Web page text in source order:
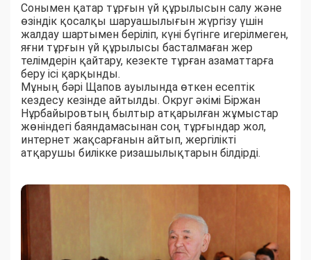
Сонымен қатар тұрғын үй құрылысын салу және
өзіндік қосалқы шаруашылығын жүргізу үшін
жалдау шартымен беріліп, күні бүгінге игерілмеген,
яғни тұрғын үй құрылысы басталмаған жер
телімдерін қайтару, кезекте тұрған азаматтарға
беру ісі қарқынды.
Мұның бәрі Щапов ауылында өткен есептік
кездесу кезінде айтылды. Округ әкімі Біржан
Нұрбайыровтың былтыр атқарылған жұмыстар
жөніндегі баяндамасынан соң тұрғындар жол,
интернет жақсарғанын айтып, жергілікті
атқарушы билікке ризашылықтарын білдірді.